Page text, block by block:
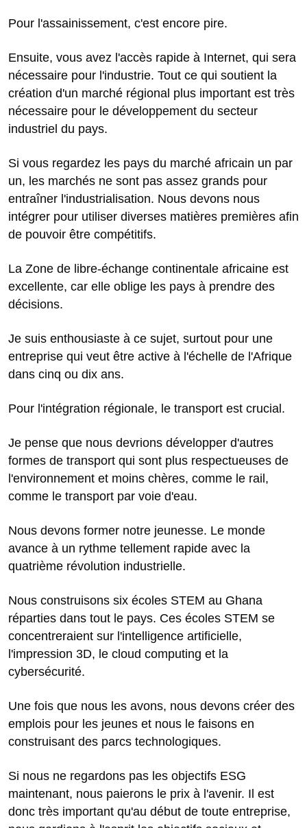
Pour l'assainissement, c'est encore pire.
Ensuite, vous avez l'accès rapide à Internet, qui sera
nécessaire pour l'industrie. Tout ce qui soutient la
création d'un marché régional plus important est très
nécessaire pour le développement du secteur
industriel du pays.
Si vous regardez les pays du marché africain un par
un, les marchés ne sont pas assez grands pour
entraîner l'industrialisation. Nous devons nous
intégrer pour utiliser diverses matières premières afin
de pouvoir être compétitifs.
La Zone de libre-échange continentale africaine est
excellente, car elle oblige les pays à prendre des
décisions.
Je suis enthousiaste à ce sujet, surtout pour une
entreprise qui veut être active à l'échelle de l'Afrique
dans cinq ou dix ans.
Pour l'intégration régionale, le transport est crucial.
Je pense que nous devrions développer d'autres
formes de transport qui sont plus respectueuses de
l'environnement et moins chères, comme le rail,
comme le transport par voie d'eau.
Nous devons former notre jeunesse. Le monde
avance à un rythme tellement rapide avec la
quatrième révolution industrielle.
Nous construisons six écoles STEM au Ghana
réparties dans tout le pays. Ces écoles STEM se
concentreraient sur l'intelligence artificielle,
l'impression 3D, le cloud computing et la
cybersécurité.
Une fois que nous les avons, nous devons créer des
emplois pour les jeunes et nous le faisons en
construisant des parcs technologiques.
Si nous ne regardons pas les objectifs ESG
maintenant, nous paierons le prix à l'avenir. Il est
donc très important qu'au début de toute entreprise,